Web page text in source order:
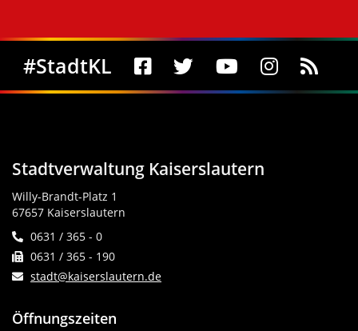
Social Media
#StadtKL
Stadtverwaltung Kaiserslautern
Willy-Brandt-Platz 1
67657 Kaiserslautern
0631 / 365 - 0
0631 / 365 - 190
stadt@kaiserslautern.de
Öffnungszeiten